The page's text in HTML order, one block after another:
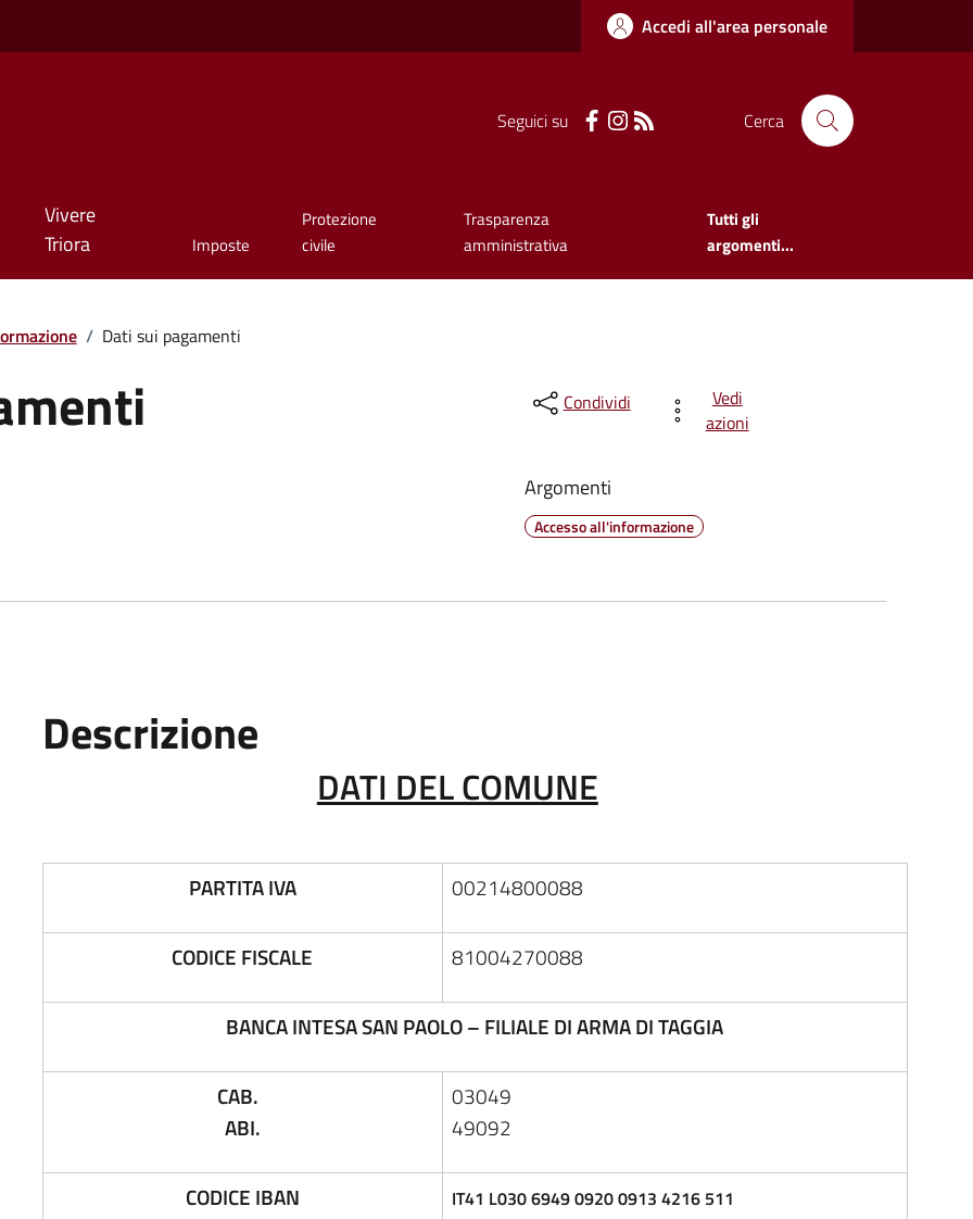
Accedi all'area personale
Seguici su Cerca
Vivere
Triora
Imposte
Protezione
civile
Trasparenza
amministrativa
Tutti gli
argomenti...
/ Dati sui pagamenti
Condividi
Vedi
azioni
Argomenti
Accesso all'informazione
Descrizione
DATI DEL COMUNE
PARTITA IVA 00214800088
CODICE FISCALE 81004270088
BANCA INTESA SAN PAOLO – FILIALE DI ARMA DI TAGGIA
CAB.
ABI.
03049
49092
CODICE IBAN IT41 L030 6949 0920 0913 4216 511